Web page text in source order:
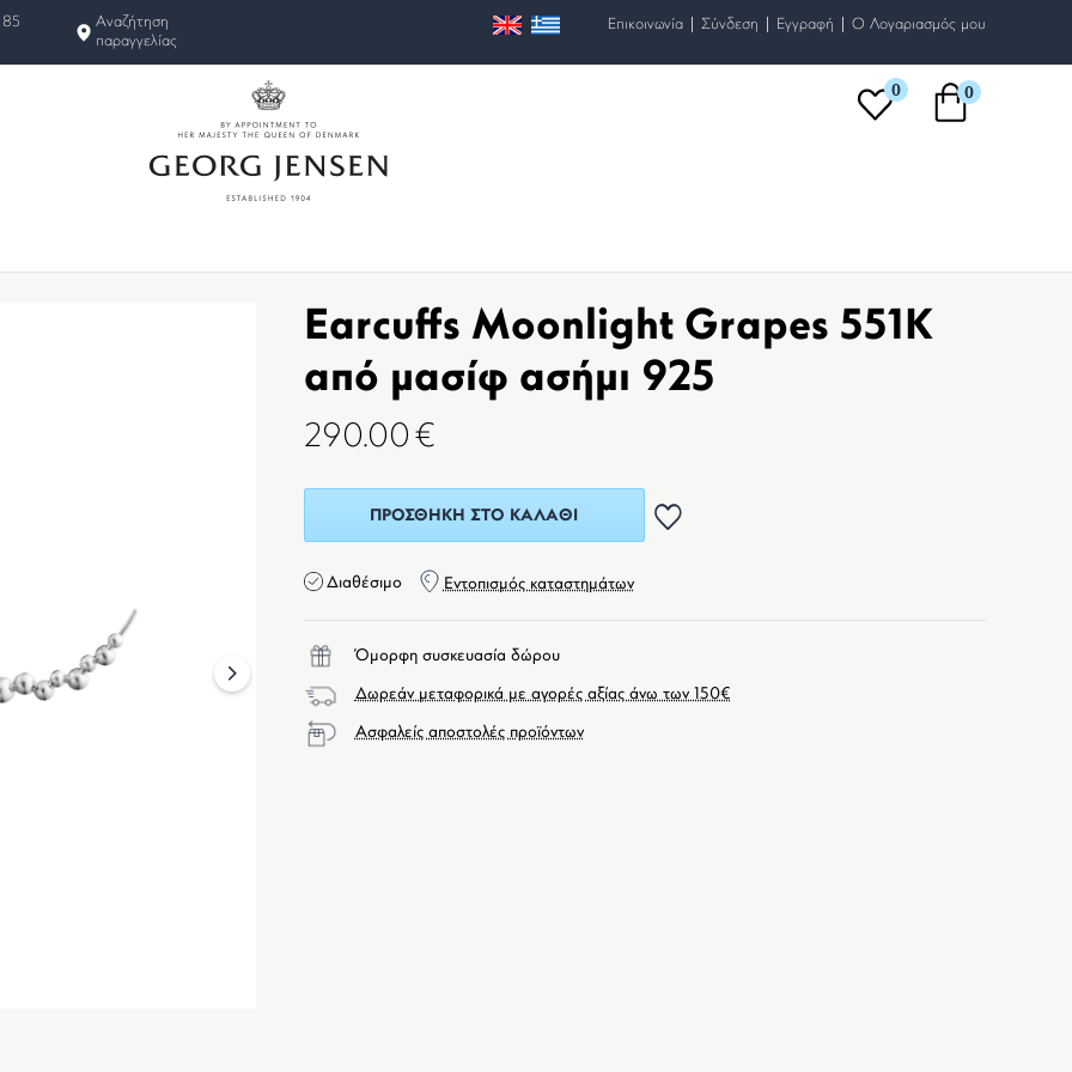
85
Αναζήτηση
παραγγελίας
Επικοινωνία | Σύνδεση | Εγγραφή | O Λογαριασμός μου
0 0
next
Earcuffs Moonlight Grapes 551K
από μασίφ ασήμι 925
290.00 €
ΠΡΟΣΘΉΚΗ ΣΤΟ ΚΑΛΆΘΙ
Διαθέσιμο Εντοπισμός καταστημάτων
Όμορφη συσκευασία δώρου
Δωρεάν μεταφορικά με αγορές αξίας άνω των 150€
Ασφαλείς αποστολές προϊόντων